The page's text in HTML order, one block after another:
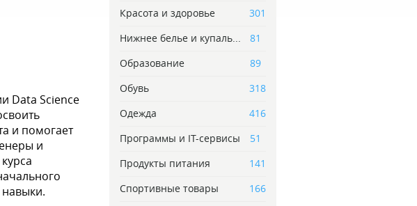
Data Science
и помогает
и
Красота и здоровье
301
Нижнее белье и купаль...
81
Образование
89
Обувь
318
Одежда
416
Программы и IT-сервисы
51
Продукты питания
141
Спортивные товары
166